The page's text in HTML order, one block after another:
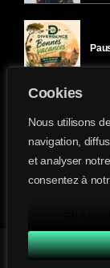
Cookies
Nous utilisons
navigation,
et analyser
consentez à
play_arrow
Ici